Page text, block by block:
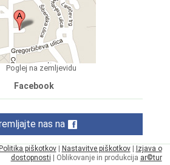
Poglej na zemljevidu
Facebook
nas na
piškotkov| Nastavitve piškotkov| Izjava o
dostopnosti | Oblikovanje in produkcija ar©tur